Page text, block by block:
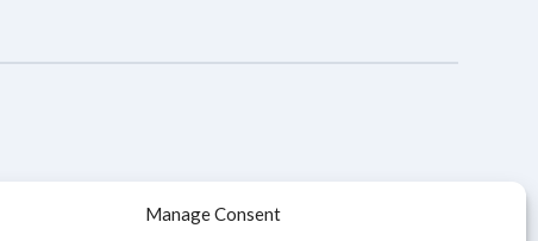
Manage Consent
Aviso legal Política de cookies (UE)